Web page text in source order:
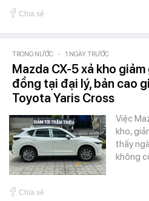
Chia sẻ
TRONG NƯỚC - 1 NGÀY TRƯỚC
Mazda CX-5 xả kho
đồng tại đại lý, bản cao
Toyota Yaris Cross
Việc
kho,
thấy
không
Chia sẻ